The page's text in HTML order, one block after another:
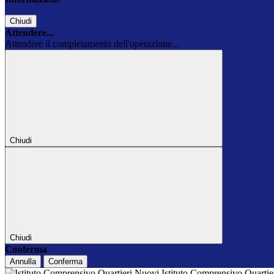
Chiudi
Attendere...
Attendere il completamento dell'operazione...
Chiudi
Chiudi
Conferma
Annulla Conferma